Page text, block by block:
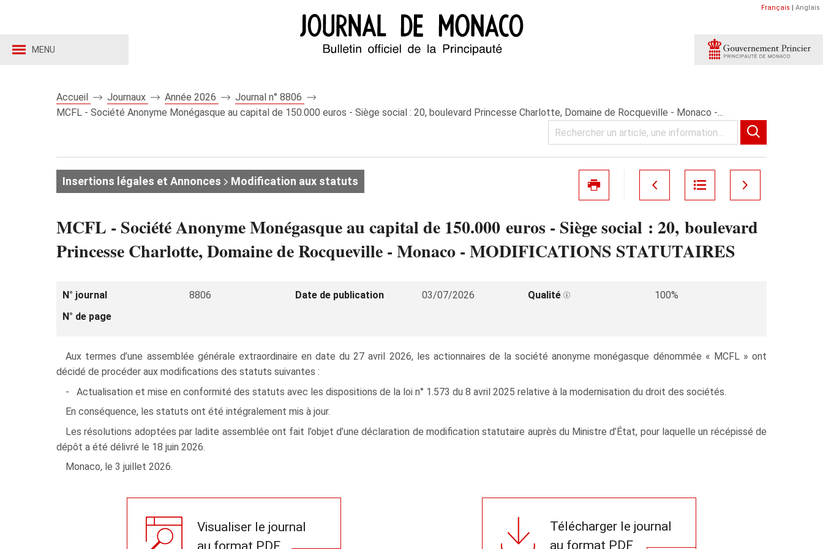
MENU
Français | Anglais
Accueil Journaux Année 2026
Journal n° 8806
MCFL - Société Anonyme Monégasque au capital de 150.000 euros - Siège social : 20, boulevard Princesse Charlotte, Domaine de Rocqueville - Monaco -...
Insertions légales et Annonces Modification aux statuts
MCFL - Société Anonyme Monégasque au capital de 150.000 euros - Siège social : 20, boulevard
Princesse Charlotte, Domaine de Rocqueville - Monaco - MODIFICATIONS STATUTAIRES
N° journal 8806 Date de publication 03/07/2026 Qualité
100%
N° de page
Aux termes d’une assemblée générale extraordinaire en date du 27 avril 2026, les actionnaires de la société anonyme monégasque dénommée « MCFL » ont
décidé de procéder aux modifications des statuts suivantes :
- Actualisation et mise en conformité des statuts avec les dispositions de la loi n° 1.573 du 8 avril 2025 relative à la modernisation du droit des sociétés.
En conséquence, les statuts ont été intégralement mis à jour.
Les résolutions adoptées par ladite assemblée ont fait l’objet d’une déclaration de modification statutaire auprès du Ministre d’État, pour laquelle un récépissé de
dépôt a été délivré le 18 juin 2026.
Monaco, le 3 juillet 2026.
Visualiser le journal
au format PDF
Télécharger le journal
au format PDF